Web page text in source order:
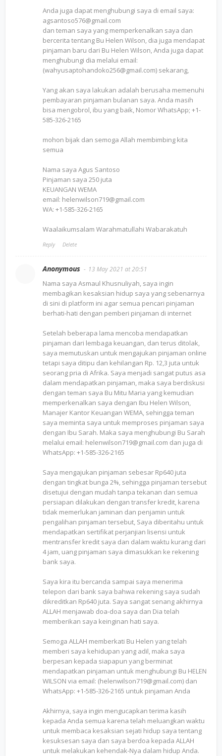
Anda juga dapat menghubungi saya di email saya:
agsantoso576@gmail.com
dan teman saya yang memperkenalkan saya dan
bercerita tentang Bu Helen Wilson, dia juga mendapat
pinjaman baru dari Bu Helen Wilson, Anda juga dapat
menghubungi dia melalui email:
(wahyusaptohandoko256@gmail.com) sekarang,
Yang akan saya lakukan adalah berusaha memenuhi
pembayaran pinjaman bulanan saya. Anda masih
bisa mengobrol, ibu yang baik, Nomor WhatsApp; +1-
585-326-2165
mohon bijak dan semoga Allah membimbing kita
semua
Nama saya Agus Santoso
Pinjaman saya 250 juta
KEUANGAN WEMA
email: helenwilson719@gmail.com
WA: +1-585-326-2165
Waalaikumsalam Warahmatullahi Wabarakatuh
Reply Delete
Anonymous 13 May 2021 at 20:51
Nama saya Asmaul Khusnuliyah, saya ingin
membagikan kesaksian hidup saya yang sebenarnya
di sini di platform ini agar semua pencari pinjaman
berhati-hati dengan pemberi pinjaman di internet
Setelah beberapa lama mencoba mendapatkan
pinjaman dari lembaga keuangan, dan terus ditolak,
saya memutuskan untuk mengajukan pinjaman online
tetapi saya ditipu dan kehilangan Rp. 12,3 juta untuk
seorang pria di Afrika. Saya menjadi sangat putus asa
dalam mendapatkan pinjaman, maka saya berdiskusi
dengan teman saya Bu Mitu Maria yang kemudian
memperkenalkan saya dengan Ibu Helen Wilson,
Manajer Kantor Keuangan WEMA, sehingga teman
saya meminta saya untuk memproses pinjaman saya
dengan Ibu Sarah. Maka saya menghubungi Bu Sarah
melalui email: helenwilson719@gmail.com dan juga di
WhatsApp: +1-585-326-2165
Saya mengajukan pinjaman sebesar Rp640 juta
dengan tingkat bunga 2%, sehingga pinjaman tersebut
disetujui dengan mudah tanpa tekanan dan semua
persiapan dilakukan dengan transfer kredit, karena
tidak memerlukan jaminan dan penjamin untuk
pengalihan pinjaman tersebut, Saya diberitahu untuk
mendapatkan sertifikat perjanjian lisensi untuk
mentransfer kredit saya dan dalam waktu kurang dari
4 jam, uang pinjaman saya dimasukkan ke rekening
bank saya.
Saya kira itu bercanda sampai saya menerima
telepon dari bank saya bahwa rekening saya sudah
dikreditkan Rp640 juta. Saya sangat senang akhirnya
ALLAH menjawab doa-doa saya dan Dia telah
memberikan saya keinginan hati saya.
Semoga ALLAH memberkati Bu Helen yang telah
memberi saya kehidupan yang adil, maka saya
berpesan kepada siapapun yang berminat
mendapatkan pinjaman untuk menghubungi Bu HELEN
WILSON via email: (helenwilson719@gmail.com) dan
WhatsApp: +1-585-326-2165 untuk pinjaman Anda
Akhirnya, saya ingin mengucapkan terima kasih
kepada Anda semua karena telah meluangkan waktu
untuk membaca kesaksian sejati hidup saya tentang
kesuksesan saya dan saya berdoa kepada ALLAH
untuk melakukan kehendak-Nya dalam hidup Anda.